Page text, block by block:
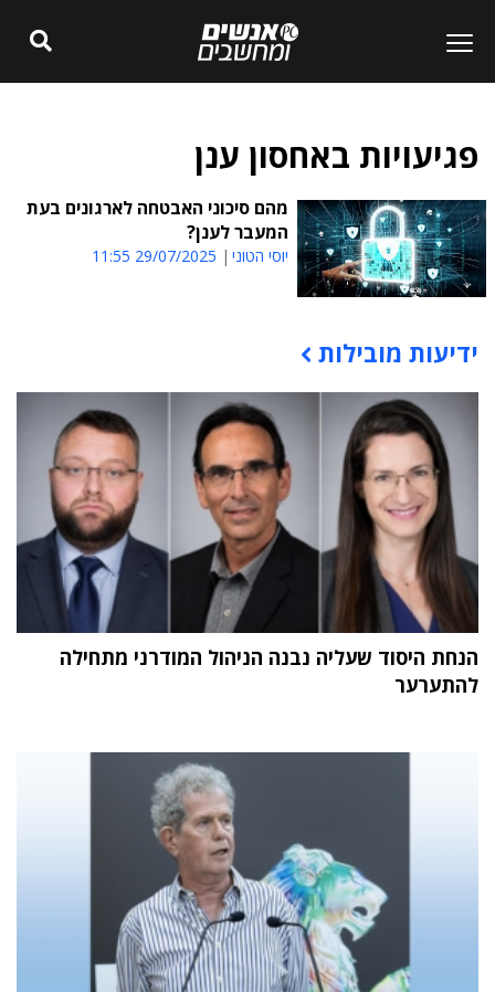
פגיעויות באחסון ענן
מהם סיכוני האבטחה לארגונים בעת
המעבר לענן?
יוסי הטוני 29/07/2025 11:55
תוכן פרסומי
ידיעות מובילות
הנחת היסוד שעליה נבנה הניהול המודרני מתחילה
להתערער